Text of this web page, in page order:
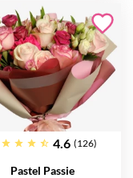
4.6 (126)
Pastel Passie